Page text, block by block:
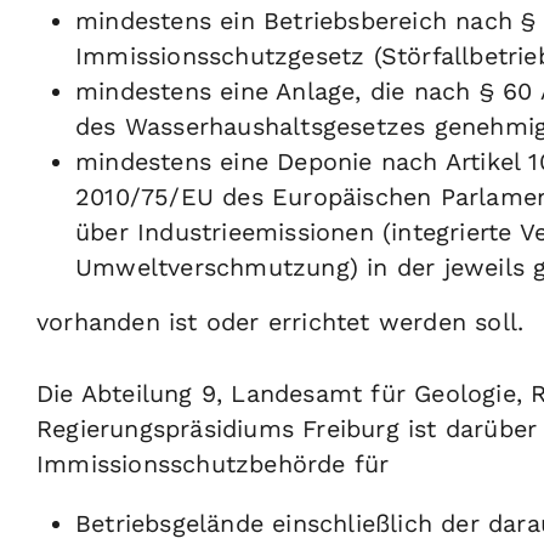
mindestens ein Betriebsbereich nach
Immissionsschutzgesetz
mindestens eine Anlage, die nach §
des Wasserhaushaltsgesetzes
mindestens eine Deponie nach Artikel
2010/75/EU des Europäischen
über Industrieemissionen (integrierte
Umweltverschmutzung) in der jeweils
vorhanden ist oder errichtet werden soll.
Die Abteilung 9, Landesamt für Geologie,
Regierungspräsidiums Freiburg ist
Immissionsschutzbehörde für
Betriebsgelände einschließlich der